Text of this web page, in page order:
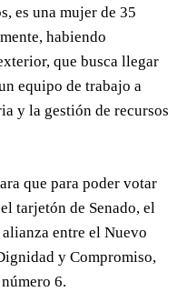
es una mujer de 35
habiendo
que busca llegar
equipo de trabajo a
y la gestión de recursos
que para poder votar
tarjetón de Senado, el
entre el Nuevo
y Compromiso,
6.